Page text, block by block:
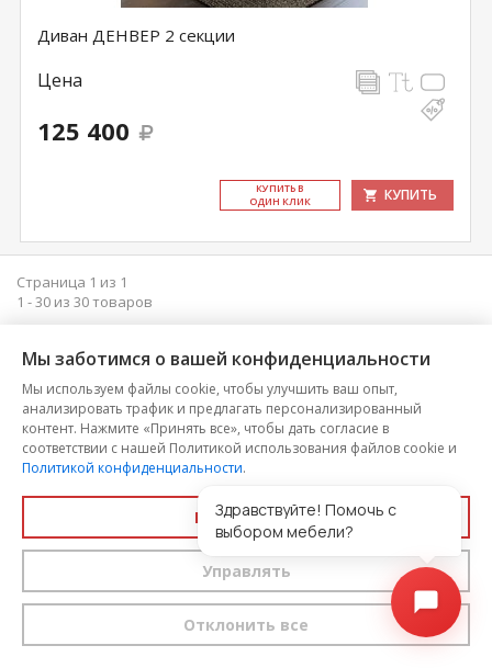
Диван ДЕНВЕР 2 секции
Цена
125 400
КУ­ПИТЬ В
ОДИН КЛИК
КУПИТЬ
Страница 1 из 1
1 - 30 из 30 товаров
Категории
Мягкая мебель
Диваны
Кресла
Детские диваны
Мы заботимся о вашей конфиденциальности
Мы используем файлы cookie, чтобы улучшить ваш опыт,
анализировать трафик и предлагать персонализированный
контент. Нажмите «Принять все», чтобы дать согласие в
соответствии с нашей Политикой использования файлов cookie и
Политикой конфиденциальности.
Принять все
Управлять
Отклонить все
Здравствуйте! Помочь с
выбором мебели?